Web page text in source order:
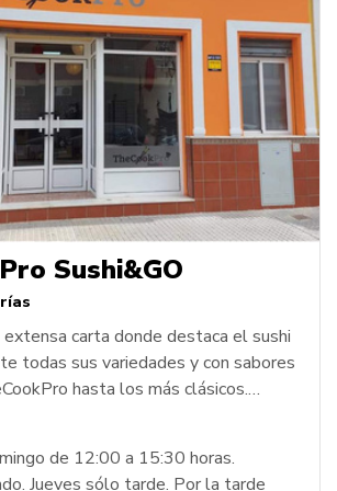
Sushi&GO
carta donde destaca el sushi
todas sus variedades y con sabores
hasta los más clásicos.
tenemos otras
como wok o yakisoba, así
de 12:00 a 15:30 horas.
Jueves sólo tarde. Por la tarde